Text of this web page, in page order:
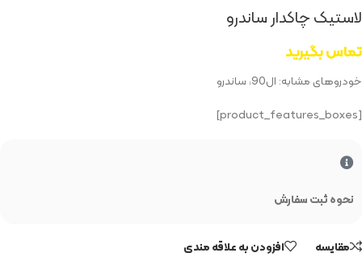
لاستیک چاکدار ساندرو
تماس بگیرید
خودروهای مشابه: ال90، ساندرو
[product_features_boxes]
نحوه ثبت سفارش
مقایسه افزودن به علاقه مندی